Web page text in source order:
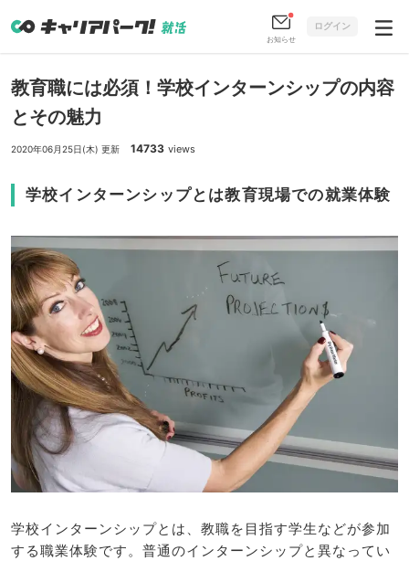
お知らせ
ログイン
教育職には必須！学校インターンシップの内容
とその魅力
2020年06月25日(木) 更新 14733 views
学校インターンシップとは教育現場での就業体験
学校インターンシップとは、教職を目指す学生などが参加
する職業体験です。普通のインターンシップと異なってい